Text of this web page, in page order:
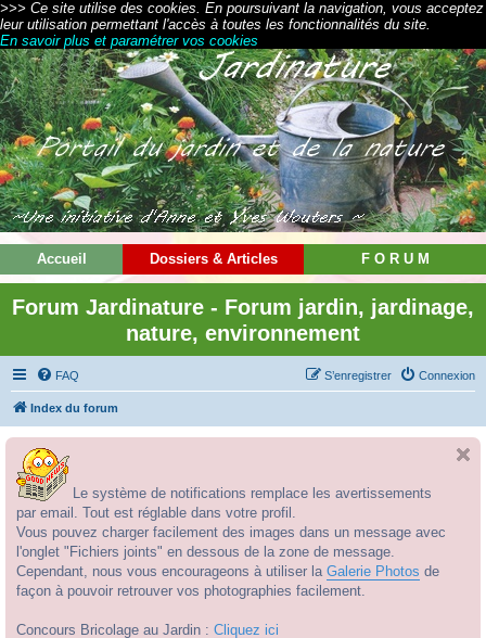
>>> Ce site utilise des cookies. En poursuivant la navigation, vous acceptez
leur utilisation permettant l'accès à toutes les fonctionnalités du site.
En savoir plus et paramétrer vos cookies
Accueil Dossiers & Articles F O R U M
Forum Jardinature - Forum jardin, jardinage,
nature, environnement
FAQ Connexion
S’enregistrer
Index du forum
Le système de notifications remplace les avertissements
par email. Tout est réglable dans votre profil.
Vous pouvez charger facilement des images dans un message avec
l'onglet "Fichiers joints" en dessous de la zone de message.
Cependant, nous vous encourageons à utiliser la Galerie Photos de
façon à pouvoir retrouver vos photographies facilement.
Concours Bricolage au Jardin : Cliquez ici